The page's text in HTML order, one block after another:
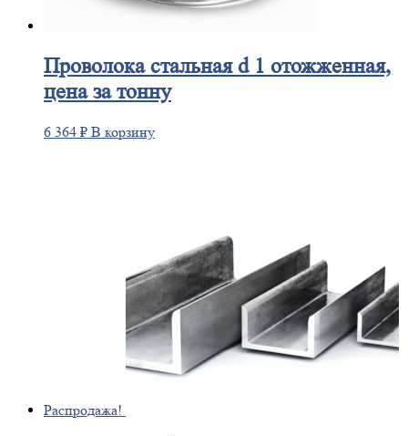
Проволокастальная d 1 отожженная,
цена за тонну
6 364 ₽ В корзину
Распродажа!